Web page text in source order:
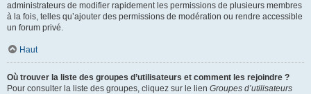
administrateurs de modifier rapidement les permissions de plusieurs membres
à la fois, telles qu’ajouter des permissions de modération ou rendre accessible
un forum privé.
Haut
Où trouver la liste des groupes d’utilisateurs et comment les rejoindre ?
Pour consulter la liste des groupes, cliquez sur le lien Groupes d’utilisateurs